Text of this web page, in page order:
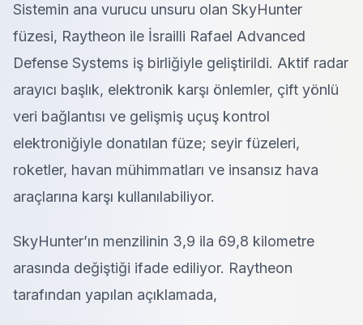
Sistemin ana vurucu unsuru olan SkyHunter
füzesi, Raytheon ile İsrailli Rafael Advanced
Defense Systems iş birliğiyle geliştirildi. Aktif radar
arayıcı başlık, elektronik karşı önlemler, çift yönlü
veri bağlantısı ve gelişmiş uçuş kontrol
elektroniğiyle donatılan füze; seyir füzeleri,
roketler, havan mühimmatları ve insansız hava
araçlarına karşı kullanılabiliyor.
SkyHunter’ın menzilinin 3,9 ila 69,8 kilometre
arasında değiştiği ifade ediliyor. Raytheon
tarafından yapılan açıklamada,